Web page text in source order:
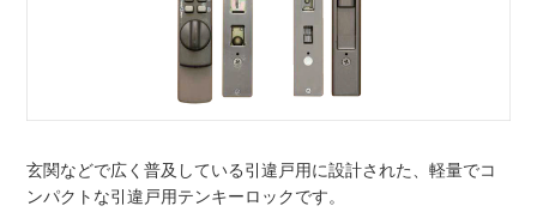
玄関などで広く普及している引違戸用に設計された、軽量でコ
ンパクトな引違戸用テンキーロックです。